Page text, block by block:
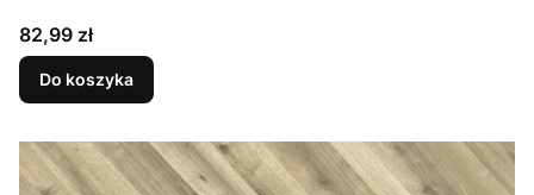
Cena
82,99 zł
Do koszyka